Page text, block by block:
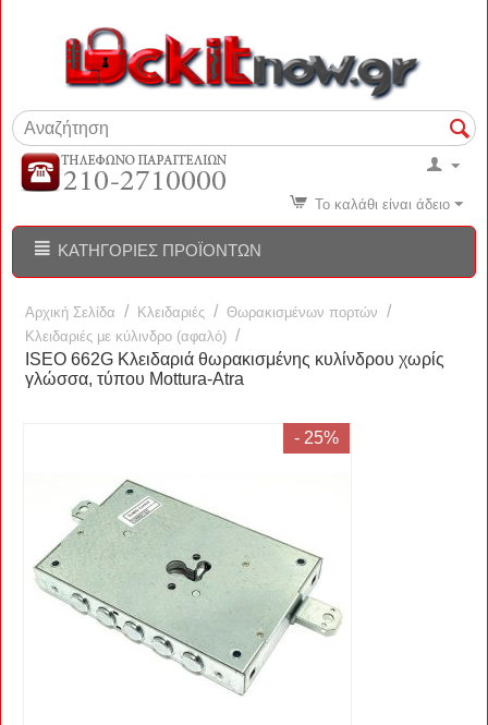
Το καλάθι είναι άδειο
ΚΑΤΗΓΟΡΊΕΣ ΠΡΟΪΌΝΤΩΝ
Αρχική Σελίδα / Κλειδαριές / Θωρακισμένων πορτών /
Κλειδαριές με κύλινδρο (αφαλό) /
ISEO 662G Κλειδαριά θωρακισμένης κυλίνδρου χωρίς
γλώσσα, τύπου Mottura-Atra
- 25%